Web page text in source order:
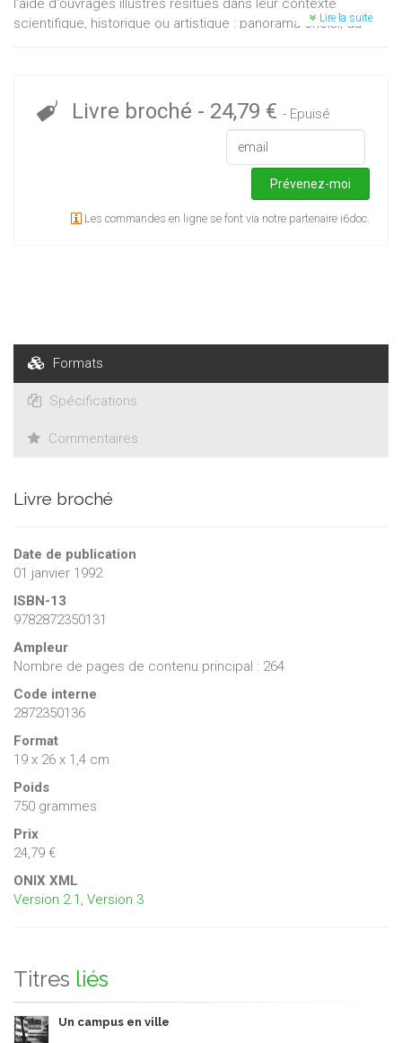
l'aide d'ouvrages illustrés resitués dans leur contexte
scientifique, historique ou artistique : panorama choisi, du
privés, ce guide nous conduit à la curiosité pour les agrumes
au XVIIe siècle. De la naissance de la pomologie, nous
sommes introduits aux essais d'acclimatation des fruits
exotiques en Europe, puis aux pomologies nationales et à la
passion de la Belgique du XIXe siècle pour la poire.
Ouvrage disponible dans son entièreté en visualisation via le
Lire la suite
Livre broché - 24,79 € - Epuisé
Prévenez-moi
Les commandes en ligne se font via notre partenaire i6doc.
Formats
Spécifications
Commentaires
Livre broché
Date de publication
01 janvier 1992
ISBN-13
9782872350131
Ampleur
Nombre de pages de contenu principal : 264
Code interne
2872350136
Format
19 x 26 x 1,4 cm
Poids
750 grammes
Prix
24,79 €
ONIX XML
Version 2.1 , Version 3
Titres liés
Un campus en ville